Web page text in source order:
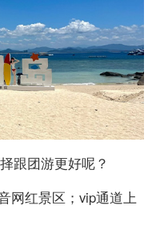
跟团游更好呢？
网红景区；vip通道上